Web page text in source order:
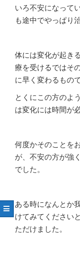
いろ不安になって
も途中でやっぱり
体には変化が起き
療を受けるではそ
に早く変わるもの
とくにこの方のよ
は変化には時間が
何度かそのことを
が、不安の方が強
でした。
ある時になんとか
けてみてください
ただけました。